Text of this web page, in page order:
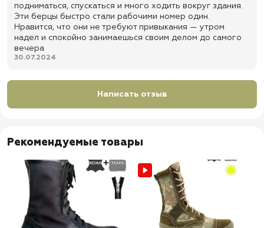
✅ Клапан: глухой — помогает уменьшить попадание пыли, грязи,
мелкого мусора и небольших камней внутрь обуви
✅ Шнуровка: через блочки для удобной фиксации обуви на ноге
✅ Формат обуви: облегченные тактические берцы для полевых
условий, повседневного ношения, службы, охраны, туризма,
✅ Назначение: для города, выездов на природу, тактической
экипировки, страйкбола, работы, службы и использования с
одеждой в стиле милитари
✅ Быстрая отправка
подниматься, спускаться и много ходить вокруг здания.
Эти берцы быстро стали рабочими номер один.
Нравится, что они не требуют привыкания — утром
надел и спокойно занимаешься своим делом до самого
вечера
30.07.2024
Написать отзыв
Рекомендуемые товары